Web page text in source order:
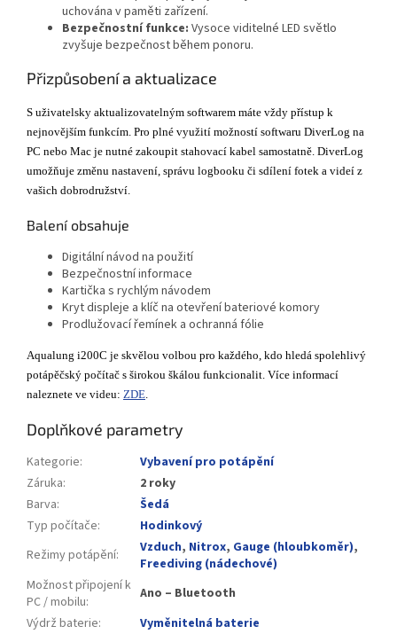
uchována v paměti zařízení.
Bezpečnostní funkce: Vysoce viditelné LED světlo
zvyšuje bezpečnost během ponoru.
Přizpůsobení a aktualizace
S uživatelsky aktualizovatelným softwarem máte vždy přístup k
nejnovějším funkcím. Pro plné využití možností softwaru DiverLog na
PC nebo Mac je nutné zakoupit stahovací kabel samostatně. DiverLog
umožňuje změnu nastavení, správu logbooku či sdílení fotek a videí z
vašich dobrodružství.
Balení obsahuje
Digitální návod na použití
Bezpečnostní informace
Kartička s rychlým návodem
Kryt displeje a klíč na otevření bateriové komory
Prodlužovací řemínek a ochranná fólie
Aqualung i200C je skvělou volbou pro každého, kdo hledá spolehlivý
potápěčský počítač s širokou škálou funkcionalit. Více informací
naleznete ve videu: ZDE
Doplňkové parametry
Kategorie:
Vybavení pro potápění
Záruka:
2 roky
Barva:
Šedá
Typ počítače:
Hodinkový
Režimy potápění: Vzduch, Nitrox, Gauge (hloubkoměr),
Freediving (nádechové)
Možnost připojení k
PC / mobilu:
Ano – Bluetooth
Výdrž baterie:
Vyměnitelná baterie